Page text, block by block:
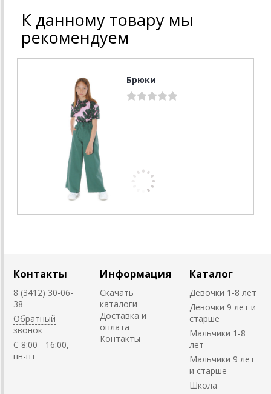
К данному товару мы
рекомендуем
Брюки
Контакты
8 (3412) 30-06-
38
Обратный
звонок
C 8:00 - 16:00,
пн-пт
Информация
Скачать
каталоги
Доставка и
оплата
Контакты
Каталог
Девочки 1-8 лет
Девочки 9 лет и
старше
Мальчики 1-8
лет
Мальчики 9 лет
и старше
Школа